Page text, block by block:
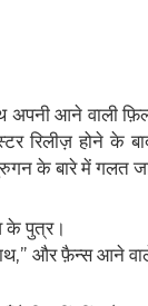
आने वाली
रिलीज़ होने के
के बारे में गलत
के पुत्र।
और फ़ैन्स आने